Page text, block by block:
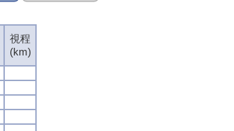
視程
(km)